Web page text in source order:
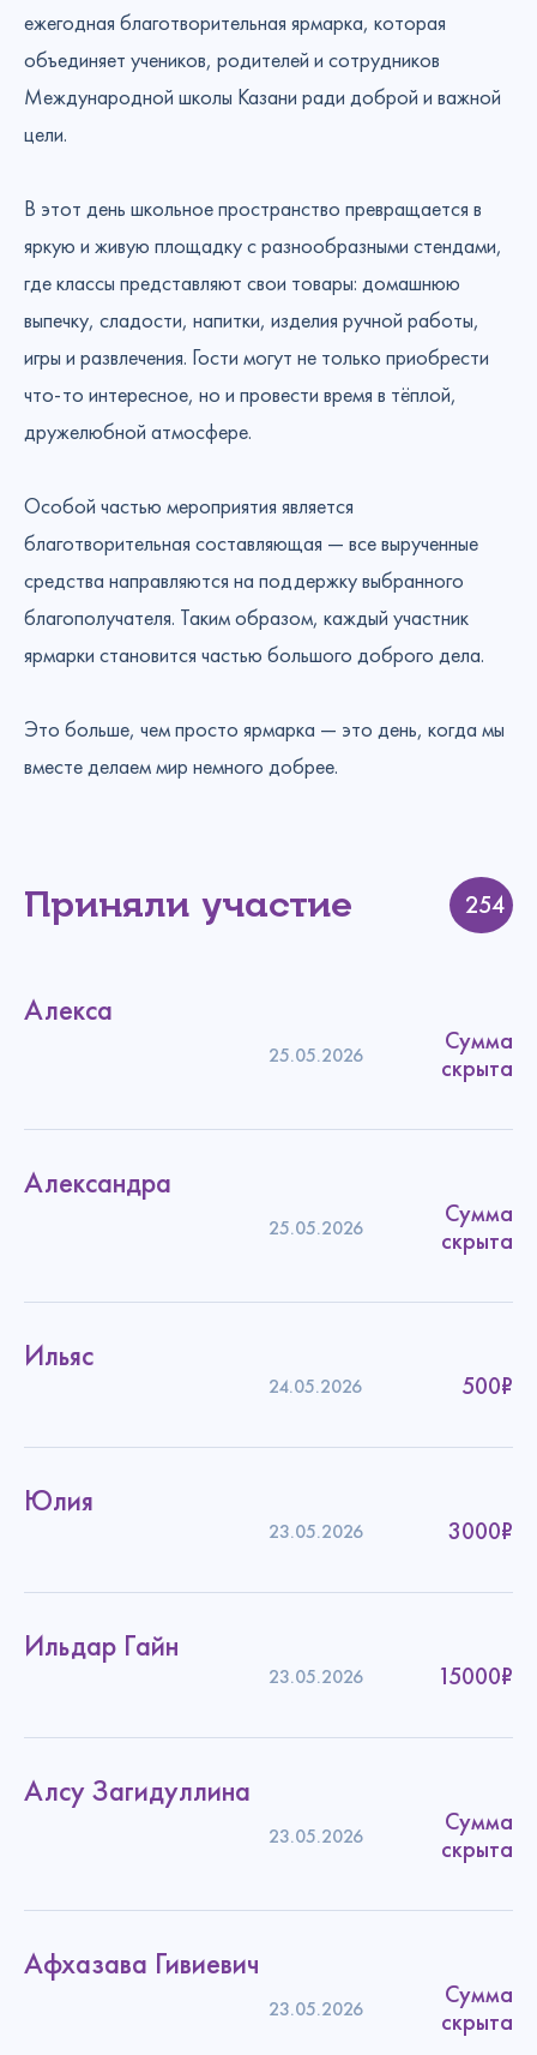
ежегодная благотворительная ярмарка, которая
объединяет учеников, родителей и сотрудников
Международной школы Казани ради доброй и важной
цели.
В этот день школьное пространство превращается в
яркую и живую площадку с разнообразными стендами,
где классы представляют свои товары: домашнюю
выпечку, сладости, напитки, изделия ручной работы,
игры и развлечения. Гости могут не только приобрести
что-то интересное, но и провести время в тёплой,
дружелюбной атмосфере.
Особой частью мероприятия является
благотворительная составляющая — все вырученные
средства направляются на поддержку выбранного
благополучателя. Таким образом, каждый участник
ярмарки становится частью большого доброго дела.
Это больше, чем просто ярмарка — это день, когда мы
вместе делаем мир немного добрее.
Приняли участие 254
Алекса
25.05.2026
Сумма
скрыта
Александра
25.05.2026
Сумма
скрыта
Ильяс
24.05.2026 500₽
Юлия
23.05.2026 3000₽
Ильдар Гайн
23.05.2026 15000₽
Алсу Загидуллина
23.05.2026
Сумма
скрыта
Афхазава Гивиевич
23.05.2026
Сумма
скрыта